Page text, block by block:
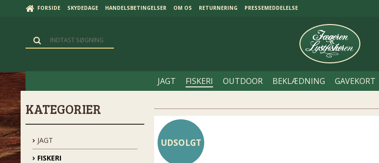
FORSIDE SKYDEDAGE HANDELSBETINGELSER OM OS RETURNERING PRESSEMEDDELELSE
JAGT FISKERI OUTDOOR BEKLÆDNING GAVEKORT
KATEGORIER
JAGT
FISKERI
UDSOLGT